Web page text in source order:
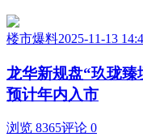
楼市爆料2025-11-13
龙华新规盘“玖珑臻
预计年内入市
浏览 8365评论 0